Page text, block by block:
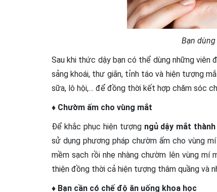
Bạn
Sau khi thức dậy bạn có thể dùng những viên
sảng khoái, thư giãn, tỉnh táo và hiện tượng
sữa, lô hội,… để đồng thời kết hợp chăm sóc
♦ Chườm ấm cho vùng mắt
Để khắc phục hiện tượng ngủ dậy mắt
sử dụng phương pháp chườm ấm cho vùng
mềm sạch rồi nhẹ nhàng chườm lên vùng mí
thiện đồng thời cả hiện tượng thâm quầng và
♦ Bạn cần có chế độ ăn uống khoa học